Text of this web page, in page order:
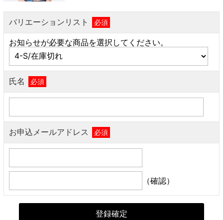
バリエーションリスト 必須
お知らせが必要な商品を選択してください。
氏名 必須
お申込メールアドレス 必須
（確認）